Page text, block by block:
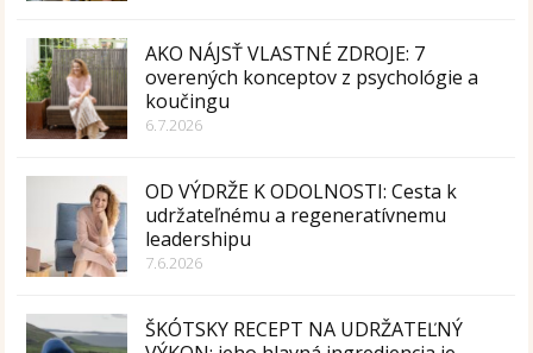
AKO NÁJSŤ VLASTNÉ ZDROJE: 7
overených konceptov z psychológie a
koučingu
6.7.2026
OD VÝDRŽE K ODOLNOSTI: Cesta k
udržateľnému a regeneratívnemu
leadershipu
7.6.2026
ŠKÓTSKY RECEPT NA UDRŽATEĽNÝ